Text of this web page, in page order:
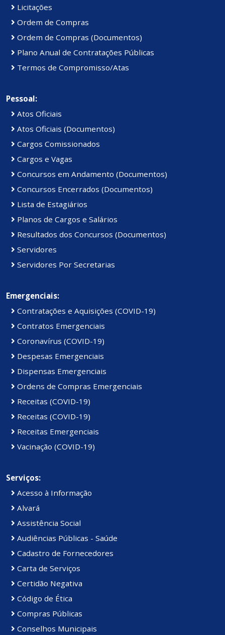
Licitações
Ordem de Compras
Ordem de Compras (Documentos)
Plano Anual de Contratações Públicas
Termos de Compromisso/Atas
Pessoal:
Atos Oficiais
Atos Oficiais (Documentos)
Cargos Comissionados
Cargos e Vagas
Concursos em Andamento (Documentos)
Concursos Encerrados (Documentos)
Lista de Estagiários
Planos de Cargos e Salários
Resultados dos Concursos (Documentos)
Servidores
Servidores Por Secretarias
Emergenciais:
Contratações e Aquisições (COVID-19)
Contratos Emergenciais
Coronavírus (COVID-19)
Despesas Emergenciais
Dispensas Emergenciais
Ordens de Compras Emergenciais
Receitas (COVID-19)
Receitas (COVID-19)
Receitas Emergenciais
Vacinação (COVID-19)
Serviços:
Acesso à Informação
Alvará
Assistência Social
Audiências Públicas - Saúde
Cadastro de Fornecedores
Carta de Serviços
Certidão Negativa
Código de Ética
Compras Públicas
Conselhos Municipais